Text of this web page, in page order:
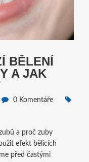
BĚLENÍ
A JAK
0 Komentáře
a proč zuby
efekt bělicích
před častými